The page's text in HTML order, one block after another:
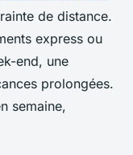
de distance.
express ou
end, une
prolongées.
semaine,